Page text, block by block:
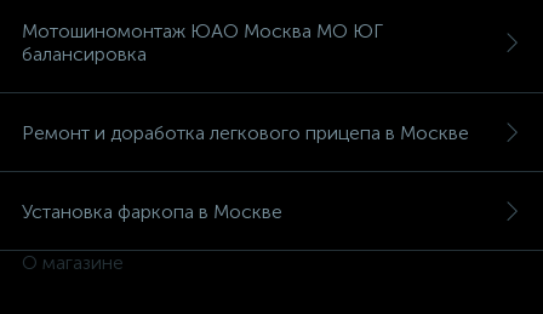
Мотошиномонтаж ЮАО Москва МО ЮГ
балансировка
Ремонт и доработка легкового прицепа в Москве
Установка фаркопа в Москве
О магазине